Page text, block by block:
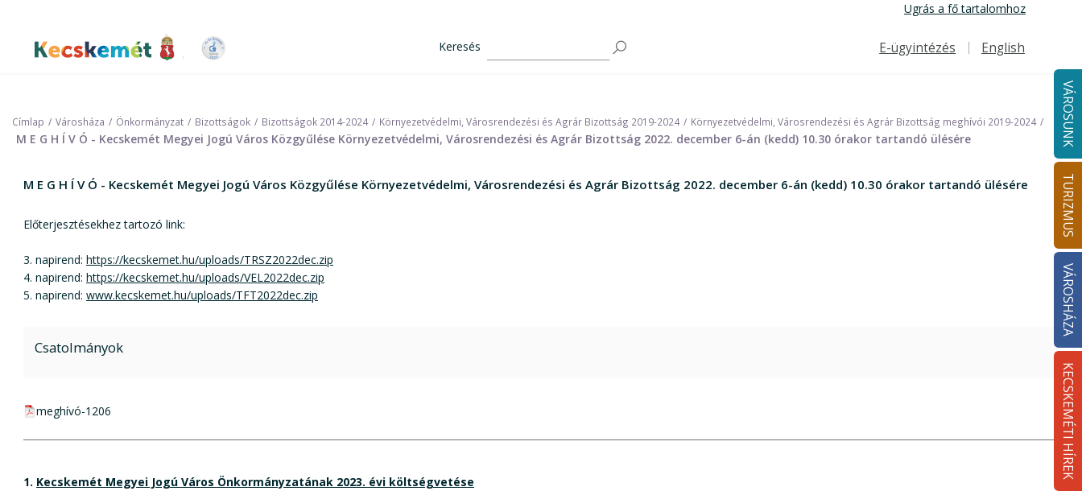
tartalomra
Ugrás a fő tartalomhoz
Kecskemét Város Honlapja
Keresés
Felső navigáció
E-ügyintézés English
VÁROSUNK
TURIZMUS
VÁROSHÁZA
KECSKEMÉTI HÍREK
Címlap Városháza Önkormányzat Bizottságok Bizottságok 2014-2024 Környezetvédelmi, Városrendezési és Agrár Bizottság 2019-2024 Környezetvédelmi, Városrendezési és Agrár Bizottság meghívói 2019-2024
M E G H Í V Ó - Kecskemét Megyei Jogú Város Közgyűlése Környezetvédelmi, Városrendezési és Agrár Bizottság 2022. december 6-án (kedd) 10.30 órakor tartandó ülésére
M E G H Í V Ó - Kecskemét Megyei Jogú Város Közgyűlése Környezetvédelmi, Városrendezési és Agrár Bizottság 2022. december 6-án (kedd) 10.30 órakor tartandó ülésére
Előterjesztésekhez tartozó link:
3. napirend: https://kecskemet.hu/uploads/TRSZ2022dec.zip
4. napirend: https://kecskemet.hu/uploads/VEL2022dec.zip
5. napirend: www.kecskemet.hu/uploads/TFT2022dec.zip
Csatolmányok
pdf csatolmány:
meghívó-1206
1. Kecskemét Megyei Jogú Város Önkormányzatának 2023. évi költségvetése